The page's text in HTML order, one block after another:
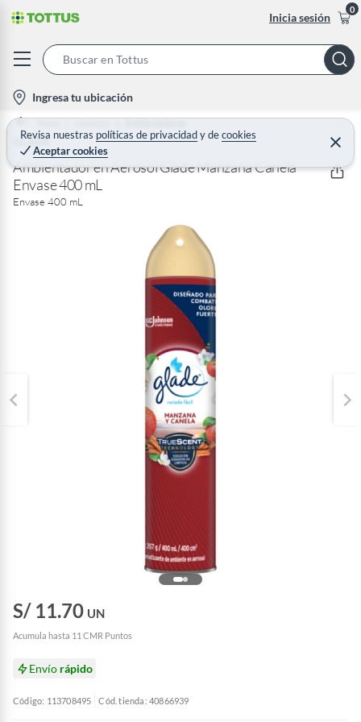
Inicia sesión
0
h
o
t
Ingresa tu ubicación
Revisa nuestras políticas de privacidadydecookies
Aceptar cookies
C
e
r
a
Home Limpieza Ambientadores
GLADE
Ambientador en Aerosol Glade Manzana Canela
Envase 400 mL
Envase 400 mL
S/ 11.70 UN
Acumula hasta 11 CMR Puntos
Envío rápido
Código: 113708495 Cód. tienda: 40866939